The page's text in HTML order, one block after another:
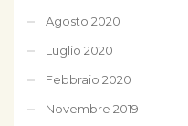
Agosto 2020
Luglio 2020
Febbraio 2020
Novembre 2019